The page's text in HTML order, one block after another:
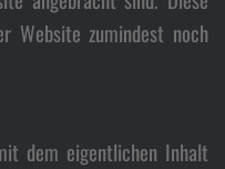
Website zumindest noch
dem eigentlichen Inhalt